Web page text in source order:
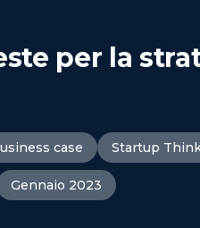
per la
case Startup
Gennaio 2023